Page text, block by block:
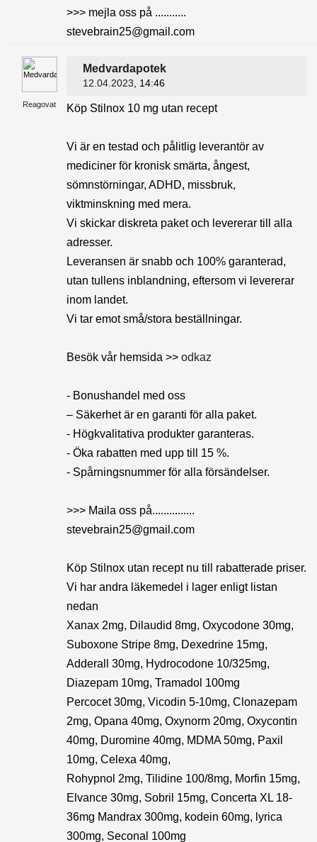
>>> mejla oss på ...........
stevebrain25@gmail.com
Reagovat
Medvardapotek
12.04.2023 , 14:46
Köp Stilnox 10 mg utan recept
Vi är en testad och pålitlig leverantör av
mediciner för kronisk smärta, ångest,
sömnstörningar, ADHD, missbruk,
viktminskning med mera.
Vi skickar diskreta paket och levererar till alla
adresser.
Leveransen är snabb och 100% garanterad,
utan tullens inblandning, eftersom vi levererar
inom landet.
Vi tar emot små/stora beställningar.
Besök vår hemsida >> odkaz
- Bonushandel med oss
– Säkerhet är en garanti för alla paket.
- Högkvalitativa produkter garanteras.
- Öka rabatten med upp till 15 %.
- Spårningsnummer för alla försändelser.
>>> Maila oss på...............
stevebrain25@gmail.com
Köp Stilnox utan recept nu till rabatterade priser.
Vi har andra läkemedel i lager enligt listan
nedan
Xanax 2mg, Dilaudid 8mg, Oxycodone 30mg,
Suboxone Stripe 8mg, Dexedrine 15mg,
Adderall 30mg, Hydrocodone 10/325mg,
Diazepam 10mg, Tramadol 100mg
Percocet 30mg, Vicodin 5-10mg, Clonazepam
2mg, Opana 40mg, Oxynorm 20mg, Oxycontin
40mg, Duromine 40mg, MDMA 50mg, Paxil
10mg, Celexa 40mg,
Rohypnol 2mg, Tilidine 100/8mg, Morfin 15mg,
Elvance 30mg, Sobril 15mg, Concerta XL 18-
36mg Mandrax 300mg, kodein 60mg, lyrica
300mg, Seconal 100mg